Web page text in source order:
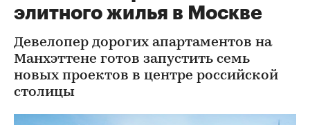
элитного жилья в Москве
Девелопер дорогих апартаментов на
Манхэттене готов запустить семь
новых проектов в центре российской
столицы